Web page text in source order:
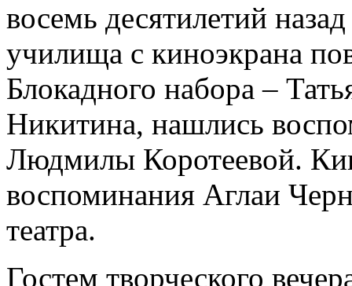
восемь десятилетий
училища с киноэкрана
Блокадного набора –
Никитина, нашлись
Людмилы Коротеевой.
воспоминания Аглаи
театра.
Гостем творческого